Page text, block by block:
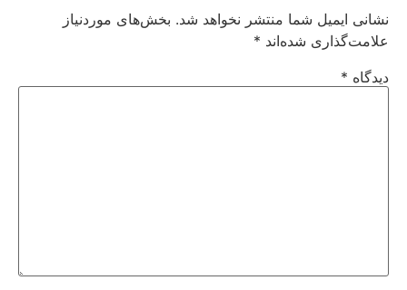
نشانی ایمیل شما منتشر نخواهد شد. بخش‌های موردنیاز
علامت‌گذاری شده‌اند *
دیدگاه *